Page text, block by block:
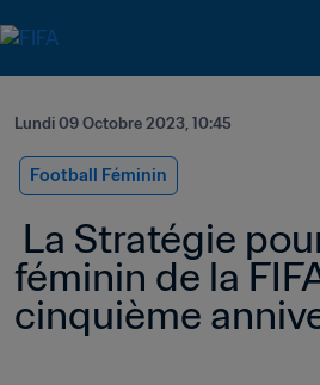
Lundi 09 Octobre 2023, 10:45
Football Féminin
féminin de la
cinquième